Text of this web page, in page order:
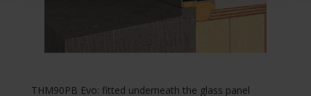
THM90PB Evo: fitted underneath the glass panel